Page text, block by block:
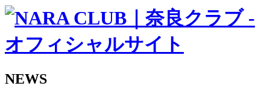
その他
2026/27トップチーム
2026/27トップチームスタッフ
NEWS